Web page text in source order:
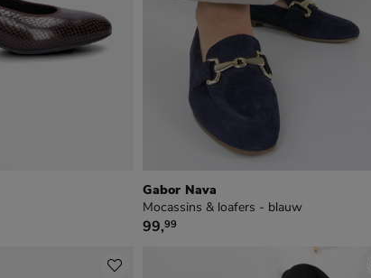
Gabor Nava
Mocassins & loafers - blauw
€ 99,99
99,99